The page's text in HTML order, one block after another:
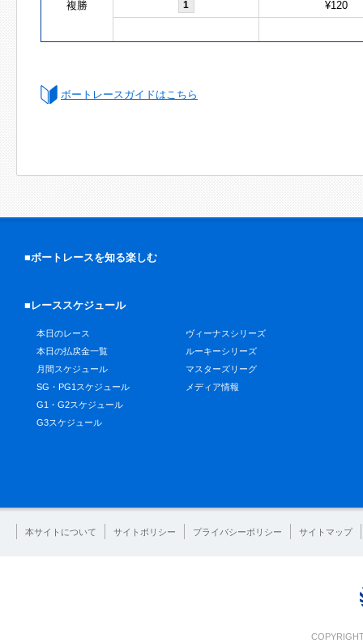
複勝 1 ¥120
ボートレースガイドはこちら
■ボートレースを知る楽しむ
■レーススケジュール
本日のレース
本日の払戻金一覧
月間スケジュール
SG・PG1スケジュール
G1・G2スケジュール
G3スケジュール
ヴィーナスシリーズ
ルーキーシリーズ
マスターズリーグ
メディア情報
本サイトについて サイトポリシー プライバシーポリシー サイトマップ